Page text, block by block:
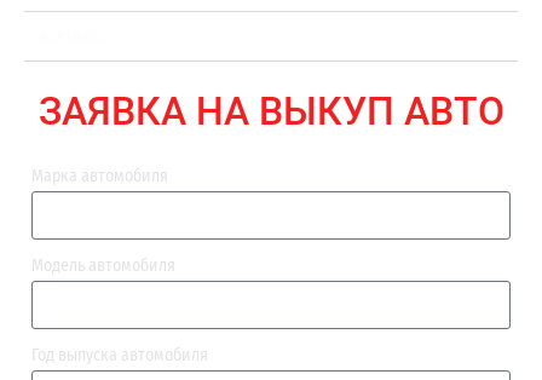
ЗАЯВКА НА ВЫКУП АВТО
Марка автомобиля
Модель автомобиля
Год выпуска автомобиля